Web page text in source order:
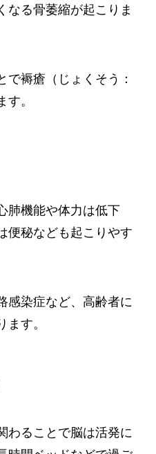
なる骨萎縮が起こりま
で褥瘡（じょくそう：
。
肺機能や体力は低下
便秘なども起こりやす
感染症など、高齢者に
す。
わることで脳は活発に